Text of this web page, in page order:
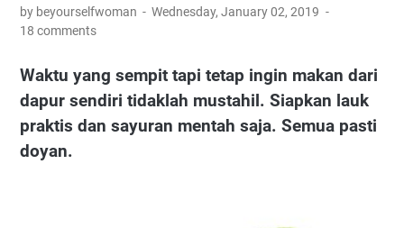
by beyourselfwoman
Wednesday, January 02, 2019
18 comments
Waktu yang sempit tapi tetap ingin makan dari
dapur sendiri tidaklah mustahil. Siapkan lauk
praktis dan sayuran mentah saja. Semua pasti
doyan.